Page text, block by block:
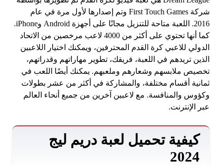
شركة First Touch Games وتم إصدارها لأول مرة في عام
2016. اللعبة متاحة للتنزيل مجانًا على أجهزة Android وiPhone.
كما أنها تحتوي على أكثر من 4000 لاعب مرخصين من الاتحاد
الدولي للاعبي كرة القدم المحترفين، ويمكنك اختيار اللاعبين
الذين تريدهم في اللعبة، فريقك، تطوير مهاراتهم وقدراتهم،
تخصيص ملابسهم وشعارهم وملعبهم. يمكنك أيضًا اللعب في
ثمانية أقسام مختلفة، والمشاركة في أكثر من عشر بطولات
وكؤوس والمنافسة. مع لاعبين آخرين من جميع أنحاء العالم
عبر الإنترنت.
كيفية تحميل لعبة دريم ليج
2024